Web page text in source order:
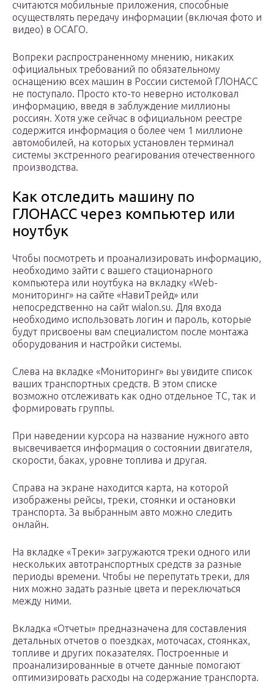
считаются мобильные приложения, способные
осуществлять передачу информации (включая фото и
видео) в ОСАГО.
Вопреки распространенному мнению, никаких
официальных требований по обязательному
оснащению всех машин в России системой ГЛОНАСС
не поступало. Просто кто-то неверно истолковал
информацию, введя в заблуждение миллионы
россиян. Хотя уже сейчас в официальном реестре
содержится информация о более чем 1 миллионе
автомобилей, на которых установлен терминал
системы экстренного реагирования отечественного
производства.
Как отследить машину по
ГЛОНАСС через компьютер или
ноутбук
Чтобы посмотреть и проанализировать информацию,
необходимо зайти с вашего стационарного
компьютера или ноутбука на вкладку «Web-
мониторинг» на сайте «НавиТрейд» или
непосредственно на сайт wialon.su. Для входа
необходимо использовать логин и пароль, которые
будут присвоены вам специалистом после монтажа
оборудования и настройки системы.
Слева на вкладке «Мониторинг» вы увидите список
ваших транспортных средств. В этом списке
возможно отслеживать как одно отдельное ТС, так и
формировать группы.
При наведении курсора на название нужного авто
высвечивается информация о состоянии двигателя,
скорости, баках, уровне топлива и другая.
Справа на экране находится карта, на которой
изображены рейсы, треки, стоянки и остановки
транспорта. За выбранным авто можно следить
онлайн.
На вкладке «Треки» загружаются треки одного или
нескольких автотранспортных средств за разные
периоды времени. Чтобы не перепутать треки, для
них можно задать разные цвета и переключаться
между ними.
Вкладка «Отчеты» предназначена для составления
детальных отчетов о поездках, моточасах, стоянках,
топливе и других показателях. Построенные и
проанализированные в отчете данные помогают
оптимизировать расходы на содержание транспорта.